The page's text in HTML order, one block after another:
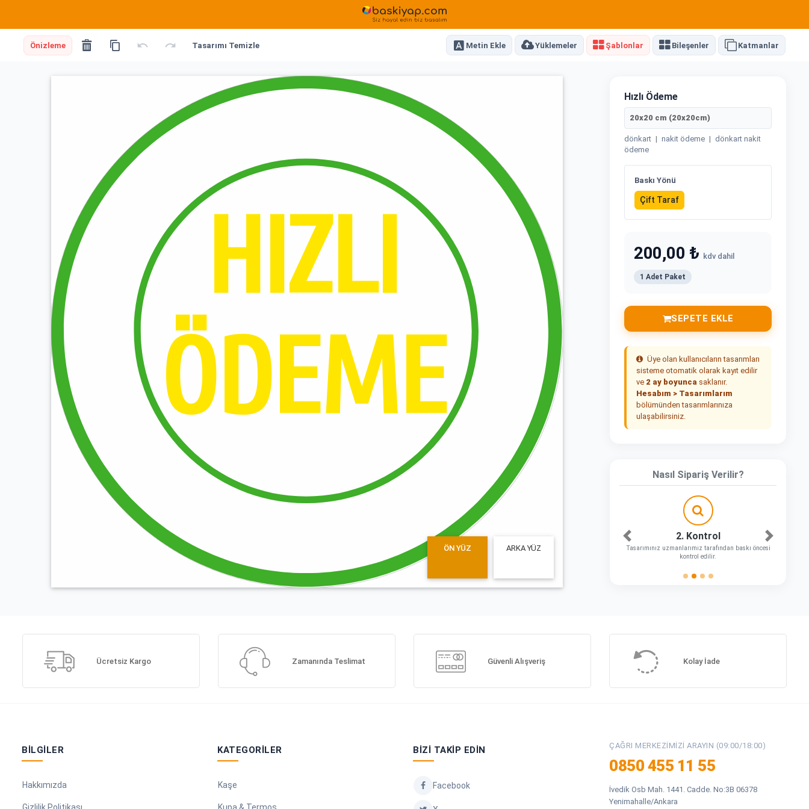
Önizleme Tasarımı Temizle Metin Ekle Yüklemeler Şablonlar Bileşenler Katmanlar
ÖN YÜZ ARKA YÜZ
Hızlı Ödeme
20x20 cm (20x20cm)
dönkart | nakit ödeme | dönkart nakit
ödeme
Baskı Yönü
Çift Taraf
200,00 ₺ kdv dahil
1 Adet Paket
SEPETE EKLE
Üye olan kullanıcıların tasarımları
sisteme otomatik olarak kayıt edilir
ve 2 ay boyunca saklanır.
Hesabım > Tasarımlarım
bölümünden tasarımlarınıza
ulaşabilirsiniz.
Nasıl Sipariş Verilir?
2. Kontrol
Tasarımınız uzmanlarımız tarafından baskı öncesi
kontrol edilir.
Önceki Sonraki
Ücretsiz Kargo Zamanında Teslimat Güvenli Alışveriş Kolay İade
BILGILER
Hakkımızda
KATEGORILER
Kaşe
BIZI TAKIP EDIN
Facebook
ÇAĞRI MERKEZIMIZI ARAYIN (09:00/18:00)
0850 455 11 55
İvedik Osb Mah. 1441. Cadde. No:3B 06378
Yenimahalle/Ankara